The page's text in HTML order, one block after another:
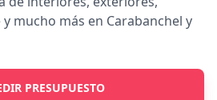
mucho más en Carabanchel y
PRESUPUESTO